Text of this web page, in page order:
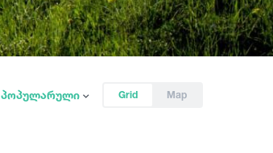
Grid Map
პოპულარული